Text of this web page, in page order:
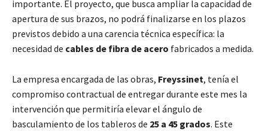
importante. El proyecto, que busca ampliar la capacidad de
apertura de sus brazos, no podrá finalizarse en los plazos
previstos debido a una carencia técnica específica: la
necesidad de cables de fibra de acero fabricados a medida.
La empresa encargada de las obras, Freyssinet, tenía el
compromiso contractual de entregar durante este mes la
intervención que permitiría elevar el ángulo de
basculamiento de los tableros de 25 a 45 grados. Este